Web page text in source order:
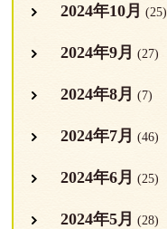
2024年10月 (25)
2024年9月 (27)
2024年8月 (7)
2024年7月 (46)
2024年6月 (25)
2024年5月 (28)